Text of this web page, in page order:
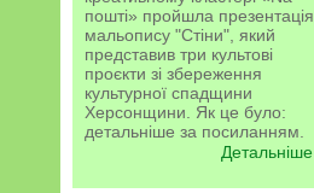
пошті» пройшла презентація
мальопису "Стіни", який
представив три культові
проєкти зі збереження
культурної спадщини
Херсонщини. Як це було:
детальніше за посиланням.
Детальніше